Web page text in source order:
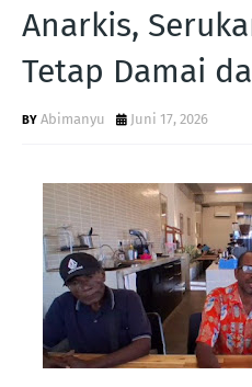
Anarkis,
Tetap Damai
Abimanyu Juni 17, 2026